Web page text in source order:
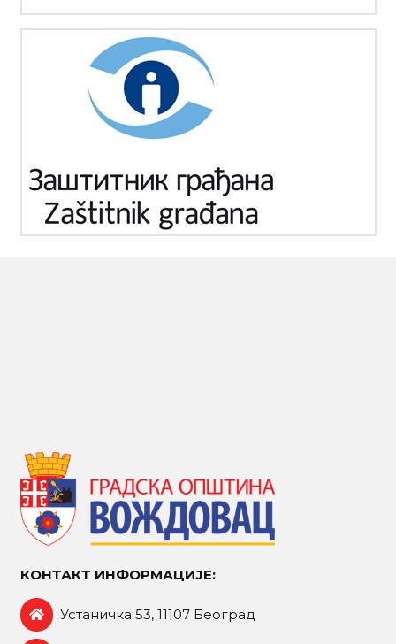
КОНТАКТ ИНФОРМАЦИЈЕ:
Устаничка 53, 11107 Београд